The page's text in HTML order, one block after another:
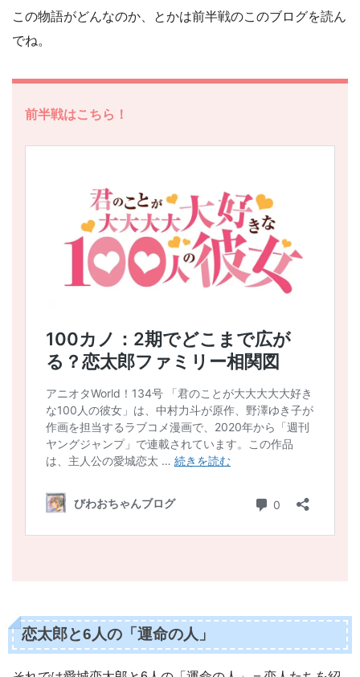
この物語がどんなのか、とかは前半戦のこのブログを読ん
でね。
前半戦はこちら！
恋太郎と6人の「運命の人」